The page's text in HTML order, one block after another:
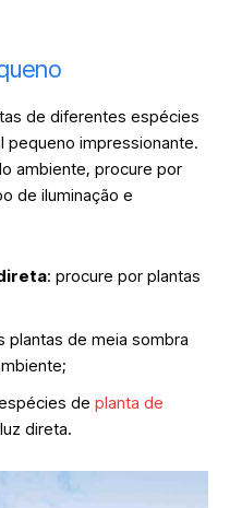
de diferentes espécies
pequeno impressionante.
ambiente, procure por
de iluminação e
: procure por plantas
plantas de meia sombra
de planta de
direta.